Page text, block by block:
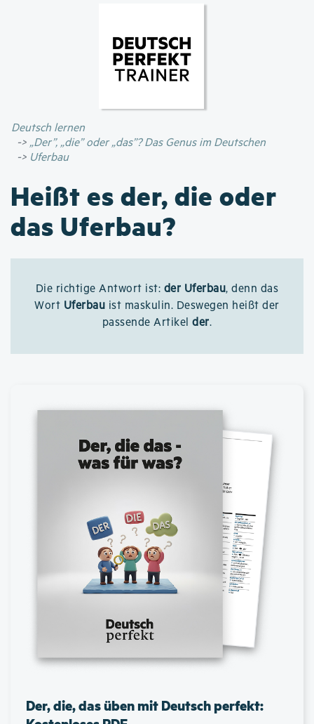
Inhalt
Deutsch lernen
„Der”, „die” oder „das”? Das Genus im Deutschen
Uferbau
Heißt es der, die oder
das Uferbau?
Die richtige Antwort ist: der Uferbau, denn das
Wort Uferbau ist maskulin. Deswegen heißt der
passende Artikelder.
Der, die, das üben mit Deutsch perfekt: